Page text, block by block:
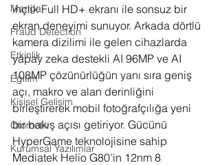
Manga
Fraud Detection
Etkinlik
Eğitim
Kişisel Gelişim
Otomotiv
Kurumsal Yazılımlar
inçlik Full HD+ ekranı ile sonsuz bir
ekran deneyimi sunuyor. Arkada dörtlü
kamera dizilimi ile gelen cihazlarda
yapay zeka destekli AI 96MP ve AI
108MP çözünürlüğün yanı sıra geniş
açı, makro ve alan derinliğini
birleştirerek mobil fotoğrafçılığa yeni
bir bakış açısı getiriyor. Gücünü
HyperGame teknolojisine sahip
Mediatek Helio G80’in 12nm 8